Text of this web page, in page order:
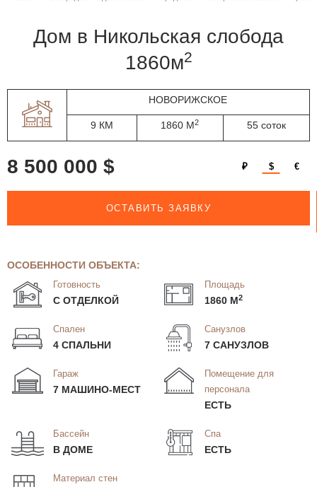
дом в Никольская слобода
1860м2
НОВОРИЖСКОЕ
9 КМ 1860 М2 55 соток
8 500 000 $ ₽ $ €
ОСТАВИТЬ ЗАЯВКУ
ОСОБЕННОСТИ ОБЪЕКТА:
Готовность
С ОТДЕЛКОЙ
Площадь
1860 М2
Спален
4 СПАЛЬНИ
Санузлов
7 САНУЗЛОВ
Гараж
7 МАШИНО-МЕСТ
Помещение для
персонала
ЕСТЬ
Бассейн
В ДОМЕ
Спа
ЕСТЬ
Материал стен